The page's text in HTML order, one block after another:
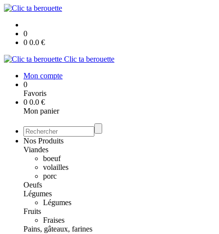
0
0 0.0 €
Clic ta berouette
Mon compte
0
Favoris
0 0.0 €
Mon panier
Nos Produits
Viandes
boeuf
volailles
porc
Oeufs
Légumes
Légumes
Fruits
Fraises
Pains, gâteaux, farines